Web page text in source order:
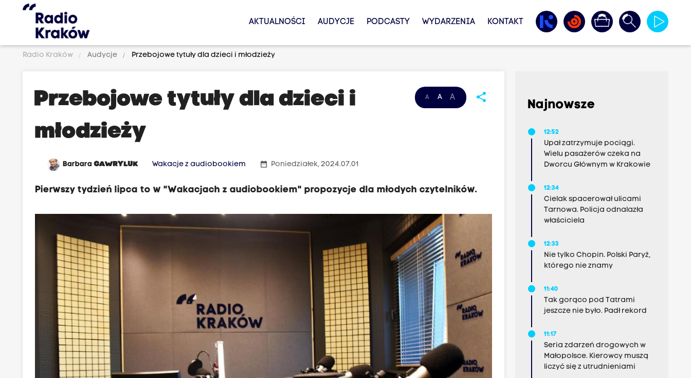
AKTUALNOŚCI AUDYCJE PODCASTY WYDARZENIA KONTAKT
Radio Kraków Audycje Przebojowe tytuły dla dzieci i młodzieży
A A A share
Przebojowe tytuły dla dzieci i
młodzieży
BarbaraGAWRYLUK Wakacje z audiobookiem date_range Poniedziałek, 2024.07.01
Pierwszy tydzień lipca to w "Wakacjach z audiobookiem" propozycje dla młodych czytelników.
Najnowsze
12:52
Upał zatrzymuje pociągi.
Wielu pasażerów czeka na
Dworcu Głównym w Krakowie
12:34
Cielak spacerował ulicami
Tarnowa. Policja odnalazła
właściciela
12:33
Nie tylko Chopin. Polski Paryż,
którego nie znamy
11:40
Tak gorąco pod Tatrami
jeszcze nie było. Padł rekord
11:17
Seria zdarzeń drogowych w
Małopolsce. Kierowcy muszą
liczyć się z utrudnieniami